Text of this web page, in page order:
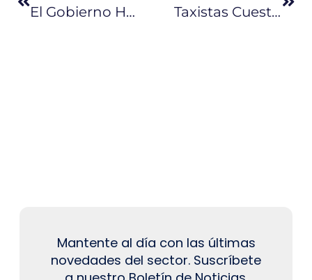
El Gobierno Hace Más Ajustes Y Reduce Los Ministerios A 20 Taxistas Cuestionan El Incremento De La Gasolina Súper
Mantente al día con las últimas
novedades del sector. Suscríbete